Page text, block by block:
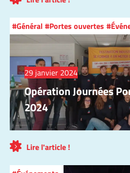
Général Portes ouvertes
29 janvier 2024
Opération Journées
2024
Lire l'article !